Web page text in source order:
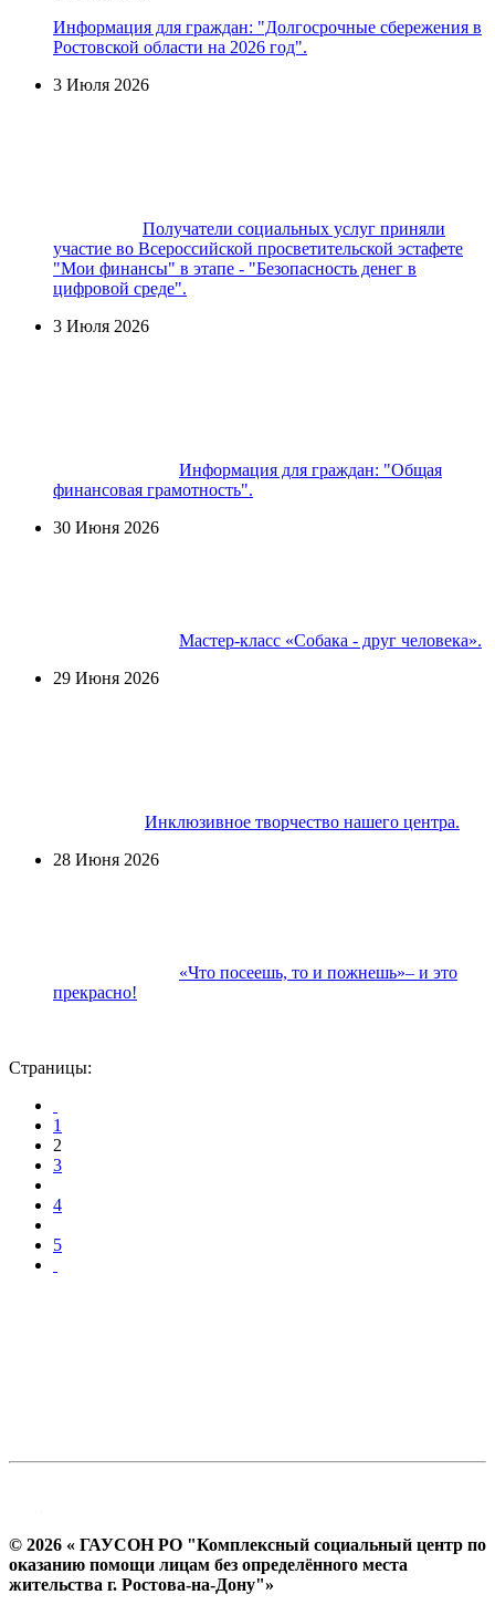
Информация для граждан: "Долгосрочные сбережения в
Ростовской области на 2026 год".
3 Июля 2026
Получатели социальных услуг приняли
участие во Всероссийской просветительской эстафете
"Мои финансы" в этапе - "Безопасность денег в
цифровой среде".
3 Июля 2026
Информация для граждан: "Общая
финансовая грамотность".
30 Июня 2026
Мастер-класс «Собака - друг человека».
29 Июня 2026
Инклюзивное творчество нашего центра.
28 Июня 2026
«Что посеешь, то и пожнешь»– и это
прекрасно!
Страницы:
1
2
3
4
5
© 2026 « ГАУСОН РО "Комплексный социальный центр по
оказанию помощи лицам без определённого места
жительства г. Ростова-на-Дону"»